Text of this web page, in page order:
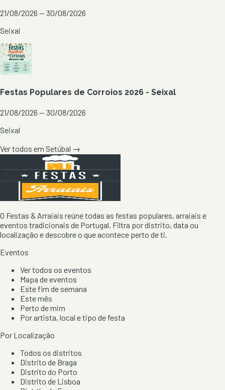
21/08/2026 — 30/08/2026
Seixal
Festas Populares de Corroios 2026 - Seixal
21/08/2026 — 30/08/2026
Seixal
Ver todos em Setúbal →
O Festas & Arraiais reúne todas as festas populares, arraiais e
eventos tradicionais de Portugal. Filtra por distrito, data ou
localização e descobre o que acontece perto de ti.
Eventos
Ver todos os eventos
Mapa de eventos
Este fim de semana
Este mês
Perto de mim
Por artista, local e tipo de festa
Por Localização
Todos os distritos
Distrito de Braga
Distrito do Porto
Distrito de Lisboa